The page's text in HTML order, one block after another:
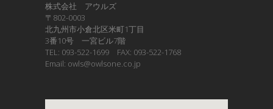
株式会社 アウルズ
〒802-0003
北九州市小倉北区米町1丁目
3番10号 一宮ビル7階
TEL: 093-522-1699 FAX: 093-522-1768
Email: owls@owlsone.co.jp